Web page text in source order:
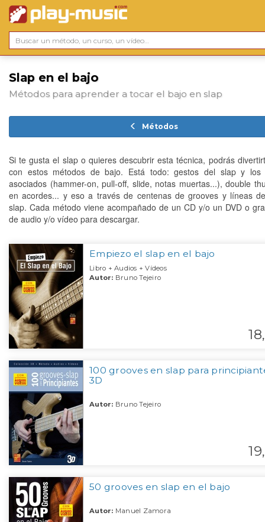
Slap en el bajo
Métodos para aprender a tocar el bajo en slap
Métodos
Si te gusta el slap o quieres descubrir esta técnica, podrás
con estos métodos de bajo. Está todo: gestos del slap y los
asociados (hammer-on, pull-off, slide, notas muertas...), double
en acordes... y eso a través de centenas de grooves y líneas
slap. Cada método viene acompañado de un CD y/o un DVD o
de audio y/o vídeo para descargar.
Empiezo el slap en el bajo
Libro + Audios + Vídeos
Autor: Bruno Tejeiro
18,
100 grooves en slap para
3D
Autor: Bruno Tejeiro
19,
50 grooves en slap en el bajo
Autor: Manuel Zamora